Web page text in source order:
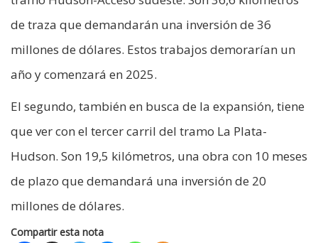
de traza que demandarán una inversión de 36
millones de dólares. Estos trabajos demorarían un
año y comenzará en 2025.
El segundo, también en busca de la expansión, tiene
que ver con el tercer carril del tramo La Plata-
Hudson. Son 19,5 kilómetros, una obra con 10 meses
de plazo que demandará una inversión de 20
millones de dólares.
Compartir esta nota